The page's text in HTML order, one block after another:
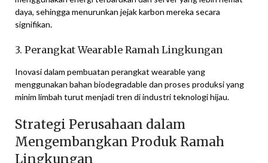
daya, sehingga menurunkan jejak karbon mereka secara
signifikan.
3. Perangkat Wearable Ramah Lingkungan
Inovasi dalam pembuatan perangkat wearable yang
menggunakan bahan biodegradable dan proses produksi yang
minim limbah turut menjadi tren di industri teknologi hijau.
Strategi Perusahaan dalam
Mengembangkan Produk Ramah
Lingkungan